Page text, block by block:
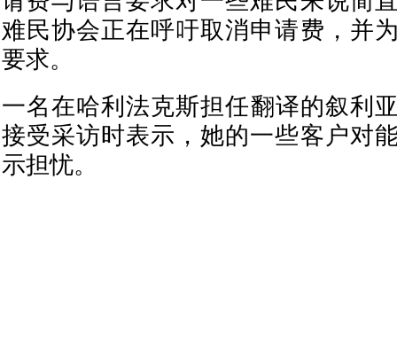
难民协会正在呼吁取消申请费，并
要求。
一名在哈利法克斯担任翻译的叙利
接受采访时表示，她的一些客户对
示担忧。